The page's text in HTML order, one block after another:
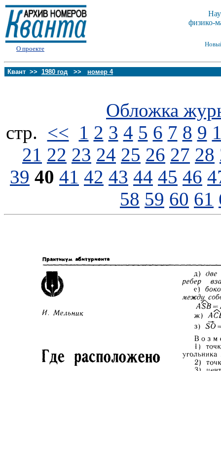
О проекте
физико-
Квант >> 1980 год >> номер 4
Обложка
стp. << 1 2 3 4 5 6 7 8 9
21 22 23 24 25 26 27 28
39 40 41 42 43 44 45 46
58 59 60 61